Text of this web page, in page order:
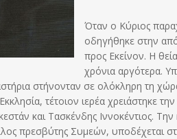
Όταν ο Κύριος
οδηγήθηκε στην
προς Εκείνον. Η
χρόνια αργότερα.
στήνονταν σε ολόκληρη τη
Εκκλησία, τέτοιον ιερέα χρειάστηκε
και Τασκένδης Ιννοκέντιος.
πρεσβύτης Συμεών, υποδέχεται